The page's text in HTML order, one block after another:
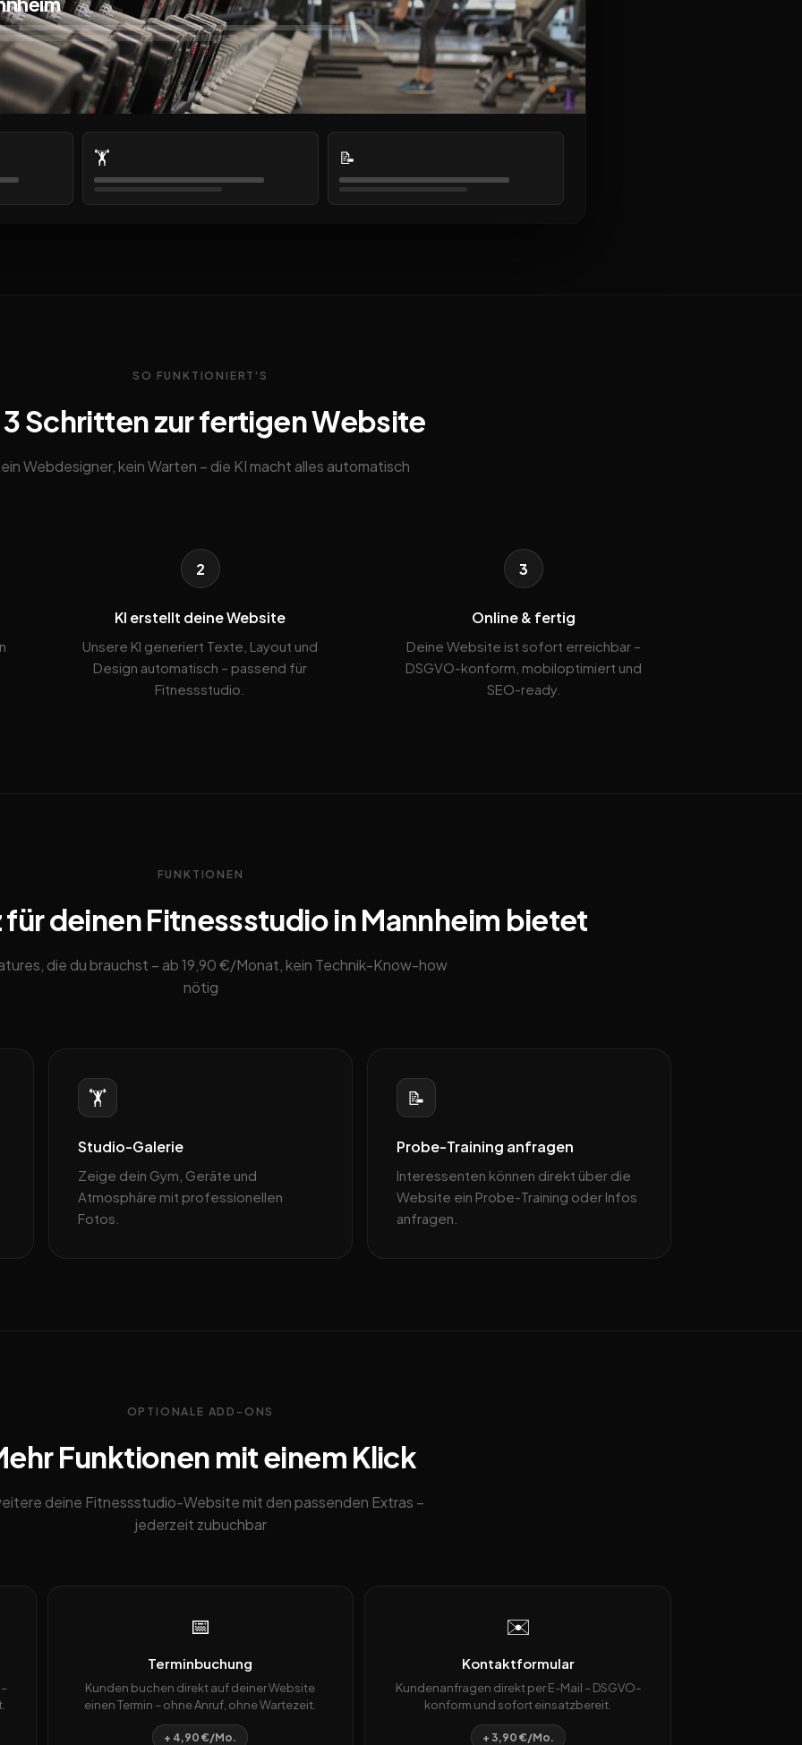
🏋️ 📝
SO FUNKTIONIERT'S
3 Schritten zur fertigen Website
Webdesigner, kein Warten – die KI macht alles automatisch
2
KI erstellt deine Website
Unsere KI generiert Texte, Layout und
Design automatisch – passend für
Fitnessstudio.
3
Online & fertig
Deine Website ist sofort erreichbar –
DSGVO-konform, mobiloptimiert und
SEO-ready.
FUNKTIONEN
für deinen Fitnessstudio in Mannheim bietet
die du brauchst – ab 19,90 €/Monat, kein Technik-Know-how
nötig
🏋️
Studio-Galerie
Zeige dein Gym, Geräte und
Atmosphäre mit professionellen
Fotos.
📝
Probe-Training anfragen
Interessenten können direkt über die
Website ein Probe-Training oder Infos
anfragen.
OPTIONALE ADD-ONS
Funktionen mit einem Klick
deine Fitnessstudio-Website mit den passenden Extras –
jederzeit zubuchbar
📅
Terminbuchung
Kunden buchen direkt auf deiner Website
einen Termin – ohne Anruf, ohne Wartezeit.
+ 4,90 €/Mo.
✉️
Kontaktformular
Kundenanfragen direkt per E-Mail – DSGVO-
konform und sofort einsatzbereit.
+ 3,90 €/Mo.